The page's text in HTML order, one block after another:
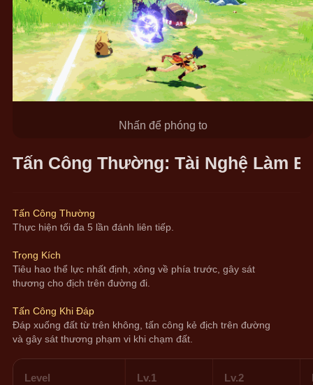
Nhấn để phóng to
Tấn Công Thường: Tài Nghệ Làm
Tấn Công Thường
Thực hiện tối đa 5 lần đánh liên tiếp.
Trọng Kích
Tiêu hao thể lực nhất định, xông về phía trước, gây sát
thương cho địch trên đường đi.
Tấn Công Khi Đáp
Đáp xuống đất từ trên không, tấn công kẻ địch trên đường
và gây sát thương phạm vi khi chạm đất.
Level Lv.1 Lv.2